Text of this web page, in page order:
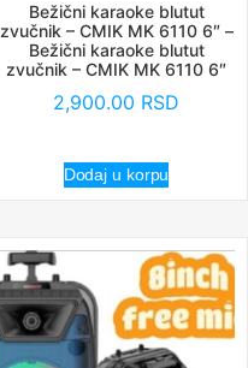
Bežični karaoke blutut
zvučnik – CMIK MK 6110 6″ –
Bežični karaoke blutut
zvučnik – CMIK MK 6110 6″
2,900.00 RSD
Dodaj u korpu